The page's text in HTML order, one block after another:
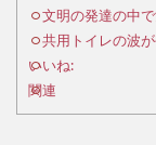
のの
順番
違え
ない
文明の発達の中で
共用トイレの波が
いいね:
関連